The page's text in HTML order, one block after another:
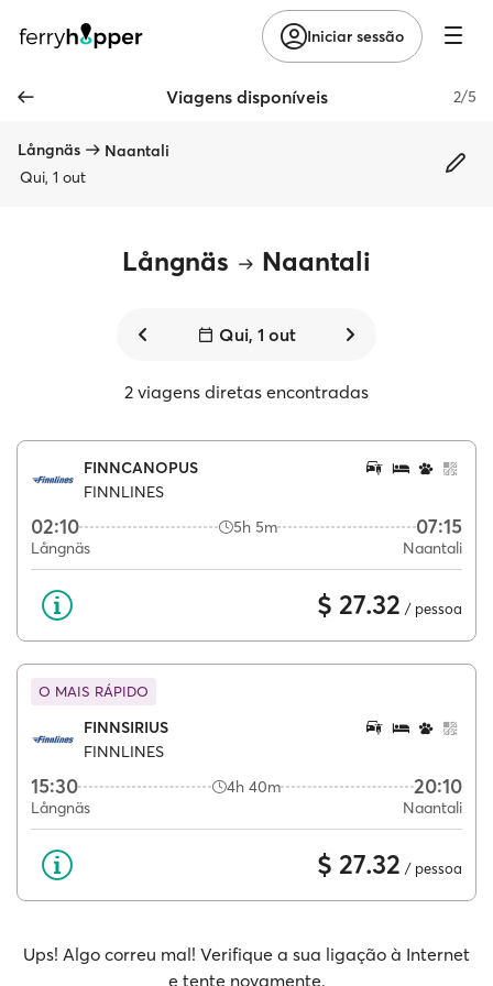
Iniciar sessão
Viagens disponíveis 2/5
Långnäs
Naantali
Qui, 1 out
Långnäs Naantali
Qui, 1 out
2 viagens diretas encontradas
FINNCANOPUS
FINNLINES
02:10 5h 5m 07:15
Långnäs Naantali
$ 27.32 / pessoa
O MAIS RÁPIDO
FINNSIRIUS
FINNLINES
15:30 4h 40m 20:10
Långnäs Naantali
$ 27.32 / pessoa
Ups! Algo correu mal! Verifique a sua ligação à Internet
e tente novamente.